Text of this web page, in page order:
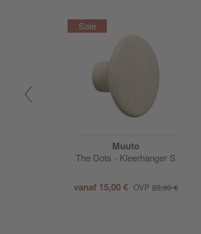
Muuto
The Dots - Kleerhanger S
vanaf 15,00 € OVP23,00 €